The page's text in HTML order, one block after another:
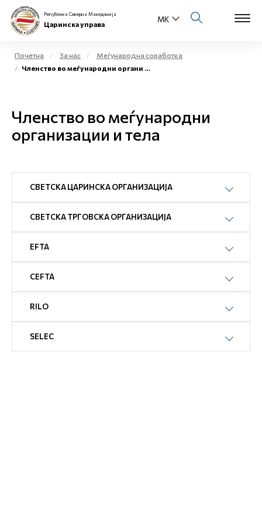
Физички лица
Бизнис заедница
Е-Царина
Медиа центар
Контакт
Е-Весник
Република Северна Македонија
Царинска управа
Почетна За нас
Меѓународна соработка
Членство во меѓународни органи и тела
Членство во меѓународни
организации и тела
СВЕТСКА ЦАРИНСКА ОРГАНИЗАЦИЈА
СВЕТСКА ТРГОВСКА ОРГАНИЗАЦИЈА
EFTA
CEFTA
RILO
SELEC